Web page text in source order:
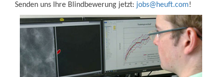
Senden uns Ihre Blindbewerung jetzt: jobs@heuft.com!